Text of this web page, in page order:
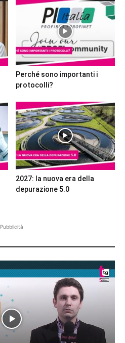
Perché sono importanti i
protocolli?
2027: la nuova era della
depurazione 5.0
Pubblicità